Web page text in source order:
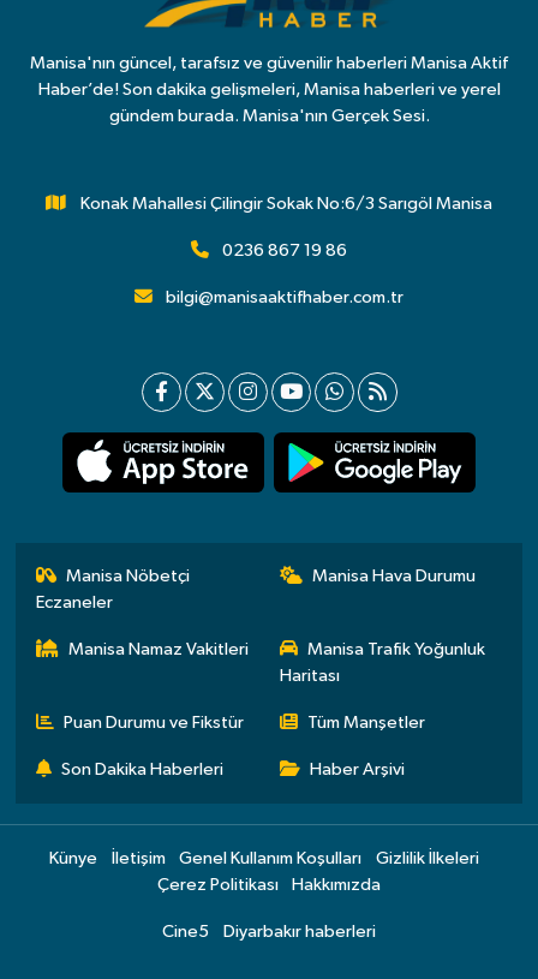
Manisa'nın güncel, tarafsız ve güvenilir haberleri Manisa Aktif
Haber’de! Son dakika gelişmeleri, Manisa haberleri ve yerel
gündem burada. Manisa'nın Gerçek Sesi.
Konak Mahallesi Çilingir Sokak No:6/3 Sarıgöl Manisa
0236 867 19 86
bilgi@manisaaktifhaber.com.tr
Manisa Nöbetçi
Eczaneler
Manisa Hava Durumu
Manisa Namaz Vakitleri
Manisa Trafik Yoğunluk
Haritası
Puan Durumu ve Fikstür Tüm Manşetler
Son Dakika Haberleri Haber Arşivi
Künye İletişim Genel Kullanım Koşulları
Gizlilik İlkeleri
Çerez Politikası
Hakkımızda
Cine5 Diyarbakır haberleri